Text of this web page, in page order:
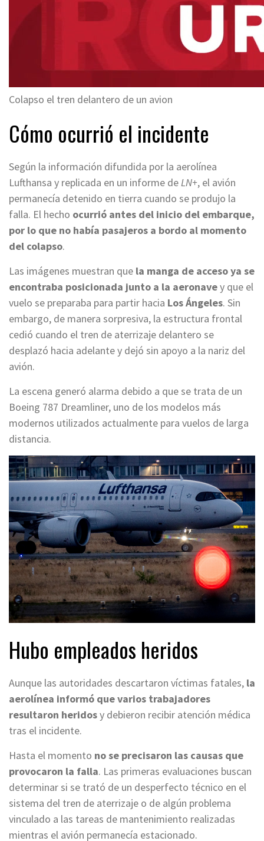
Colapso el tren delantero de un avion
Cómo ocurrió el incidente
Según la información difundida por la aerolínea
Lufthansa y replicada en un informe deLN+, el avión
permanecía detenido en tierra cuando se produjo la
falla. El hecho ocurrió antes del inicio del embarque,
por lo que no había pasajeros a bordo al momento
del colapso.
Las imágenes muestran que la manga de acceso ya se
encontraba posicionada junto a la aeronavey que el
vuelo se preparaba para partir hacia Los Ángeles. Sin
embargo, de manera sorpresiva, la estructura frontal
cedió cuando el tren de aterrizaje delantero se
desplazó hacia adelante y dejó sin apoyo a la nariz del
avión.
La escena generó alarma debido a que se trata de un
Boeing 787 Dreamliner, uno de los modelos más
modernos utilizados actualmente para vuelos de larga
distancia.
Hubo empleados heridos
Aunque las autoridades descartaron víctimas fatales, la
aerolínea informó que varios trabajadores
resultaron heridosy debieron recibir atención médica
tras el incidente.
Hasta el momento no se precisaron las causas que
provocaron la falla. Las primeras evaluaciones buscan
determinar si se trató de un desperfecto técnico en el
sistema del tren de aterrizaje o de algún problema
vinculado a las tareas de mantenimiento realizadas
mientras el avión permanecía estacionado.